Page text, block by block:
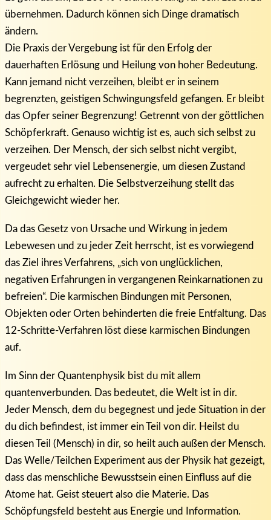
übernehmen. Dadurch können sich Dinge dramatisch
ändern.
Die Praxis der Vergebung ist für den Erfolg der
dauerhaften Erlösung und Heilung von hoher Bedeutung.
Kann jemand nicht verzeihen, bleibt er in seinem
begrenzten, geistigen Schwingungsfeld gefangen. Er bleibt
das Opfer seiner Begrenzung! Getrennt von der göttlichen
Schöpferkraft. Genauso wichtig ist es, auch sich selbst zu
verzeihen. Der Mensch, der sich selbst nicht vergibt,
vergeudet sehr viel Lebensenergie, um diesen Zustand
aufrecht zu erhalten. Die Selbstverzeihung stellt das
Gleichgewicht wieder her.
Da das Gesetz von Ursache und Wirkung in jedem
Lebewesen und zu jeder Zeit herrscht, ist es vorwiegend
das Ziel ihres Verfahrens, „sich von unglücklichen,
negativen Erfahrungen in vergangenen Reinkarnationen zu
befreien“. Die karmischen Bindungen mit Personen,
Objekten oder Orten behinderten die freie Entfaltung. Das
12-Schritte-Verfahren löst diese karmischen Bindungen
auf.
Im Sinn der Quantenphysik bist du mit allem
quantenverbunden. Das bedeutet, die Welt ist in dir.
Jeder Mensch, dem du begegnest und jede Situation in der
du dich befindest, ist immer ein Teil von dir. Heilst du
diesen Teil (Mensch) in dir, so heilt auch außen der Mensch.
Das Welle/Teilchen Experiment aus der Physik hat gezeigt,
dass das menschliche Bewusstsein einen Einfluss auf die
Atome hat. Geist steuert also die Materie. Das
Schöpfungsfeld besteht aus Energie und Information.